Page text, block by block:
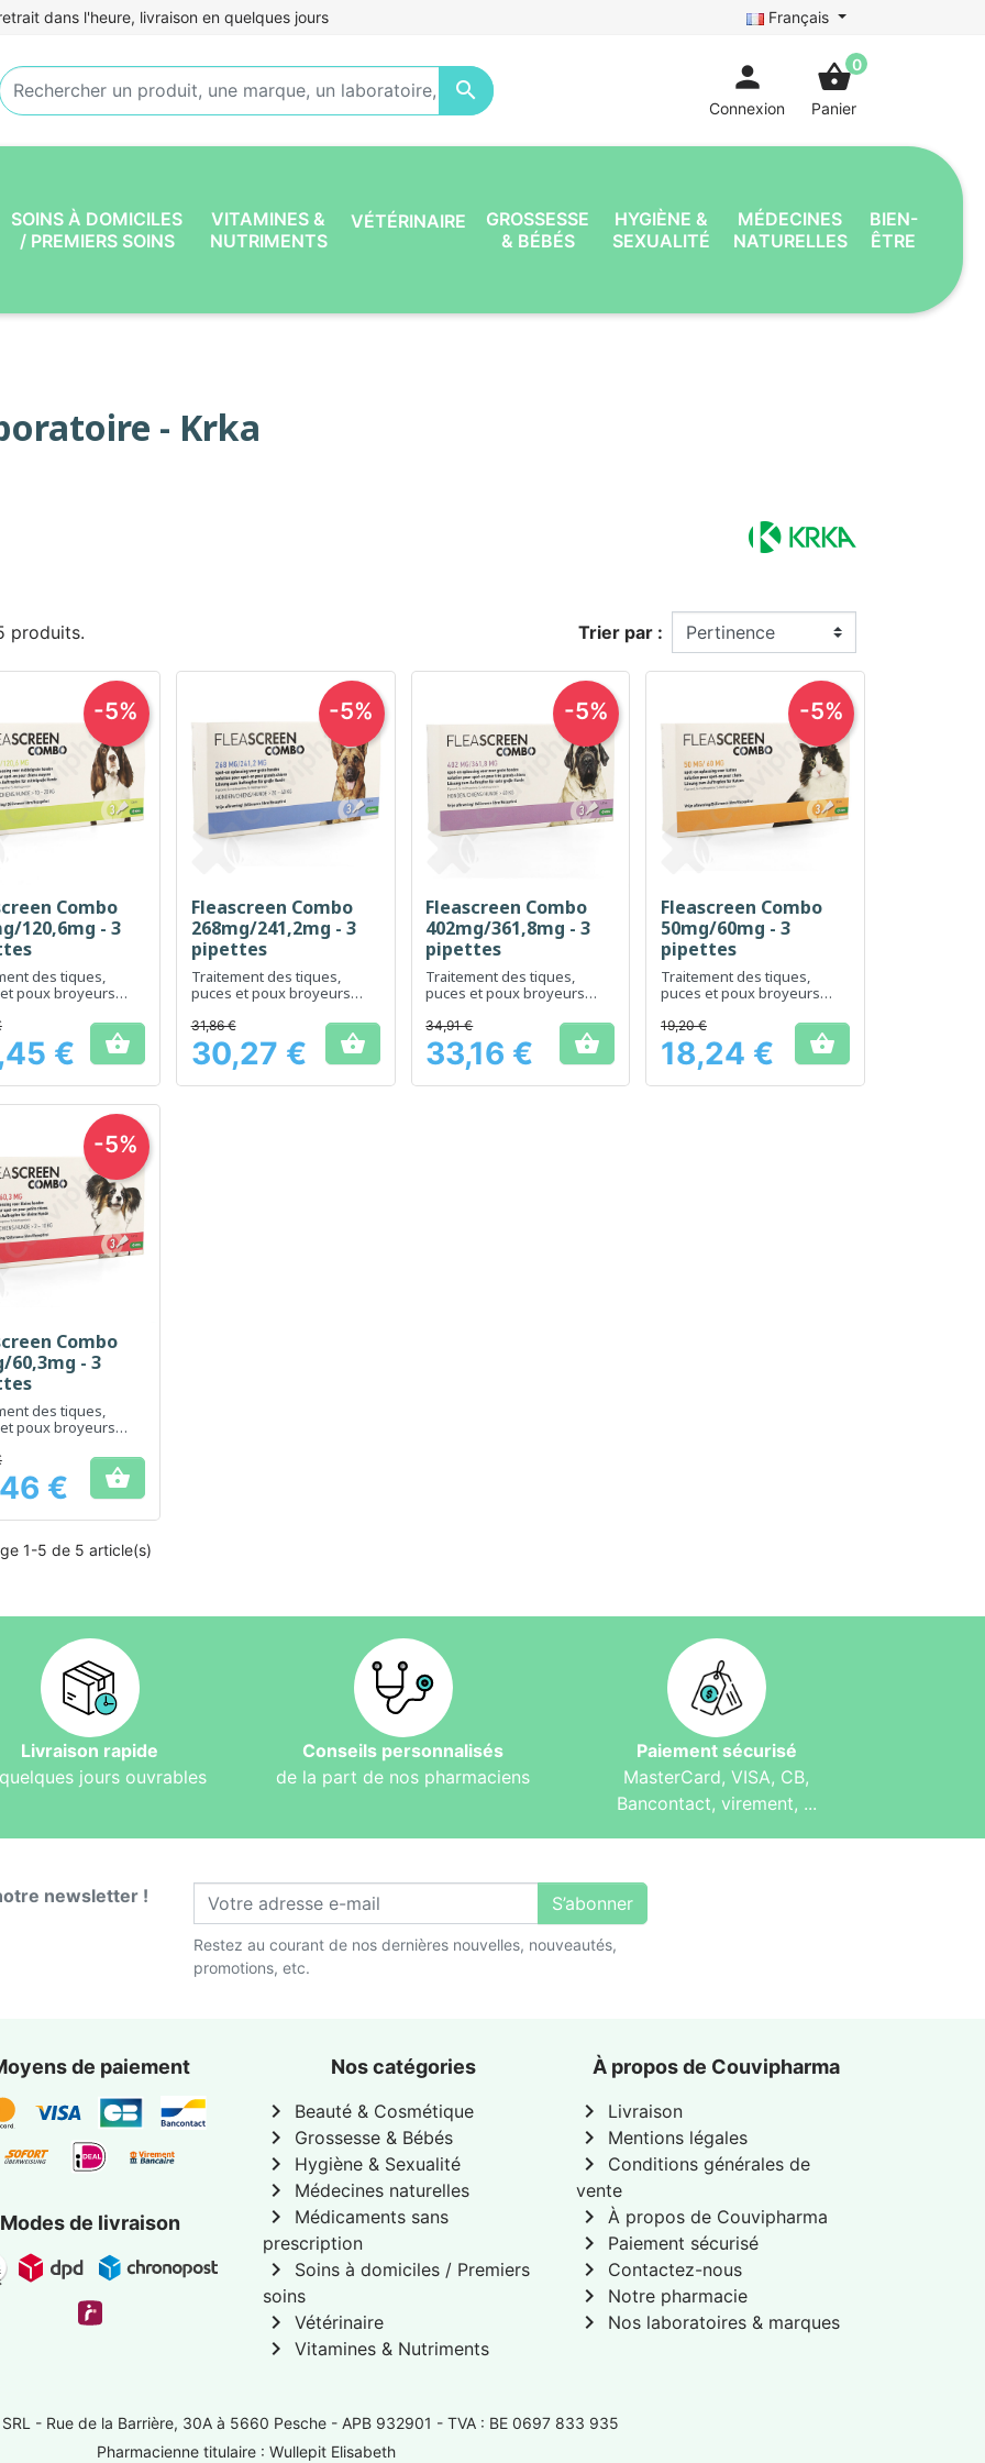
dans l'heure, livraison en quelques jours Français
 person
Connexion
shopping_basket0
Panier
SOINS À DOMICILES
/ PREMIERS SOINS
VITAMINES &
NUTRIMENTS
VÉTÉRINAIRE
GROSSESSE
& BÉBÉS
HYGIÈNE &
SEXUALITÉ
MÉDECINES
NATURELLES
BIEN-
ÊTRE
- Krka
produits. Trier par :
Aperçu rapide
Combo
120,6mg - 3
des tiques,
poux broyeurs
€ 
-5%
Aperçu rapide
Fleascreen Combo
268mg/241,2mg - 3
pipettes
Traitement des tiques,
puces et poux broyeurs
Prix
31,86 €
30,27 € 
-5%
Aperçu rapide
Fleascreen Combo
402mg/361,8mg - 3
pipettes
Traitement des tiques,
puces et poux broyeurs
Prix
34,91 €
33,16 € 
-5%
Aperçu rapide
Fleascreen Combo
50mg/60mg - 3
pipettes
Traitement des tiques,
puces et poux broyeurs
Prix
19,20 €
18,24 € 
-5%
Aperçu rapide
Combo
60,3mg - 3
des tiques,
poux broyeurs
€ 
-5%
1-5 de 5 article(s)
Livraison rapide
jours ouvrables
Conseils personnalisés
de la part de nos pharmaciens
Paiement sécurisé
MasterCard, VISA, CB,
Bancontact, virement, ...
newsletter ! S’abonner
Restez au courant de nos dernières nouvelles, nouveautés,
promotions, etc.
de paiement
Modes de livraison
Nos catégories
chevron_right Beauté & Cosmétique
chevron_right Grossesse & Bébés
chevron_right Hygiène & Sexualité
chevron_right Médecines naturelles
chevron_right
Médicaments sans
prescription
chevron_right
Soins à domiciles / Premiers
soins
chevron_right Vétérinaire
chevron_right Vitamines & Nutriments
À propos de Couvipharma
chevron_right Livraison
chevron_right Mentions légales
chevron_right
Conditions générales de
vente
chevron_right À propos de Couvipharma
chevron_right Paiement sécurisé
chevron_right Contactez-nous
chevron_right Notre pharmacie
chevron_right Nos laboratoires & marques
- Rue de la Barrière, 30A à 5660 Pesche- APB 932901 - TVA : BE 0697 833 935
Pharmacienne titulaire : Wullepit Elisabeth